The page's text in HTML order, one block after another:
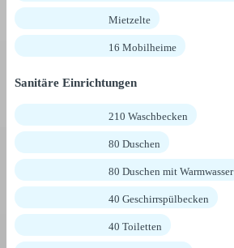
Mietzelte
16 Mobilheime
Sanitäre Einrichtungen
210 Waschbecken
80 Duschen
80 Duschen mit Warmwasser
40 Geschirrspülbecken
40 Toiletten